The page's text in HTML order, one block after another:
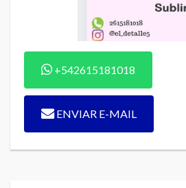
+542615181018
ENVIAR E-MAIL